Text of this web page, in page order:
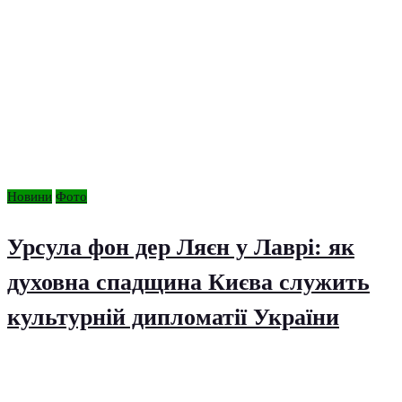
Новини Фото
Урсула фон дер Ляєн у Лаврі: як
духовна спадщина Києва служить
культурній дипломатії України